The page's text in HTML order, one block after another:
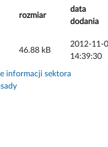
rozmiar
data
dodania
46.88 kB
2012-11-
14:39:30
informacji sektora